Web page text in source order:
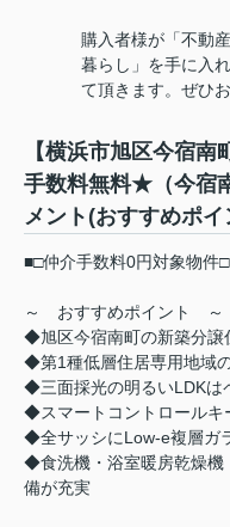
購入者様が「不動
暮らし」を手に入
て頂きます。ぜひ
【横浜市旭区今宿
手数料無料★（今宿
メント(おすすめポイ
■□仲介手数料0円対象物件
～ おすすめポイント ～
◆旭区今宿南町の新築分譲
◆第1種低層住居専用地域
◆三面採光の明るいLDKは
◆スマートコントロールキ
◆全サッシにLow-e複層ガ
◆食洗機・浴室暖房乾燥機
備が充実